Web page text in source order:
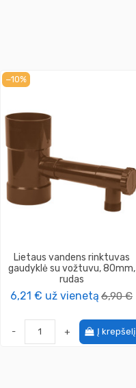
−10%
Lietaus vandens rinktuvas
gaudyklė su vožtuvu, 80mm,
rudas
6,21 € už vienetą 6,90 €
- + Į krepšelį